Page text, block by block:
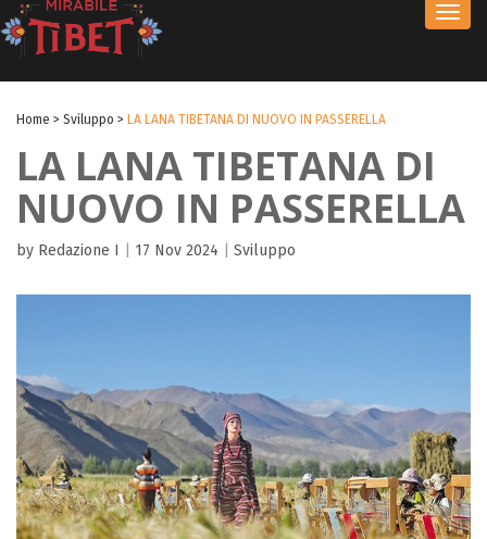
Home > Sviluppo > LA LANA TIBETANA DI NUOVO IN PASSERELLA
LA LANA TIBETANA DI
NUOVO IN PASSERELLA
by Redazione I 17 Nov 2024 Sviluppo